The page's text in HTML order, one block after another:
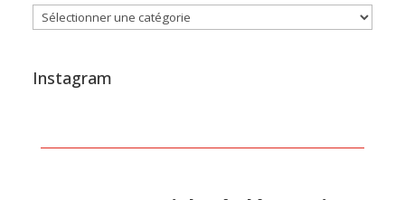
Catégories
Instagram